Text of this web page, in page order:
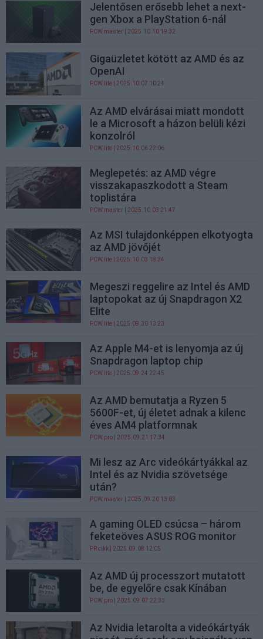
Jelentősen erősebb lehet a next-
gen Xbox a PlayStation 6-nál
PCW.master | 2025.10.10 19:32
Gigaüzletet kötött az AMD és az
OpenAI
PCW.lite | 2025.10.07 10:24
Az AMD elvárásai miatt mondott
le a Microsoft a házon belüli kézi
konzolról
PCW.lite | 2025.10.06 22:06
Meglepetés: az AMD végre
visszakapaszkodott a Steam
toplistára
PCW.master | 2025.10.03 21:47
Az MSI tulajdonképpen elkotyogta
az AMD jövőjét
PCW.lite | 2025.10.03 18:34
Megeszi reggelire az Intel és AMD
laptopokat az új Snapdragon X2
Elite
PCW.lite | 2025.09.30 13:23
Az Apple M4-et is lenyomja az új
Snapdragon laptop chip
PCW.lite | 2025.09.24 22:45
Az AMD bemutatja a Ryzen 5
5600F-et, új életet adnak a kilenc
éves AM4 platformnak
PCW.pro | 2025.09.21 17:34
Mi lesz az Arc videókártyákkal az
Intel és az Nvidia szövetsége
után?
PCW.master | 2025.09.20 13:03
A gaming OLED csúcsa – három
feketeöves ASUS ROG monitor
PR cikk | 2025.09.08 12:05
Az AMD új processzort mutatott
be, de egyelőre csak Kínában
PCW.pro | 2025.09.07 22:33
Az Nvidia letarolta a videókártyák